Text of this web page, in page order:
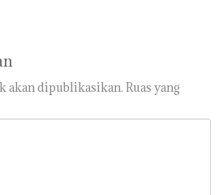
akan dipublikasikan. Ruas yang